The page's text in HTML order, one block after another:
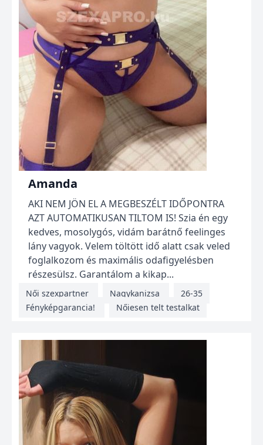
Amanda
AKI NEM JÖN EL A MEGBESZÉLT IDŐPONTRA
AZT AUTOMATIKUSAN TILTOM IS! Szia én egy
kedves, mosolygós, vidám barátnő feelinges
lány vagyok. Velem töltött idő alatt csak veled
foglalkozom és maximális odafigyelésben
részesülsz. Garantálom a kikap...
Női szexpartner Nagykanizsa
26-35
Fényképgarancia!
Nőiesen telt testalkat